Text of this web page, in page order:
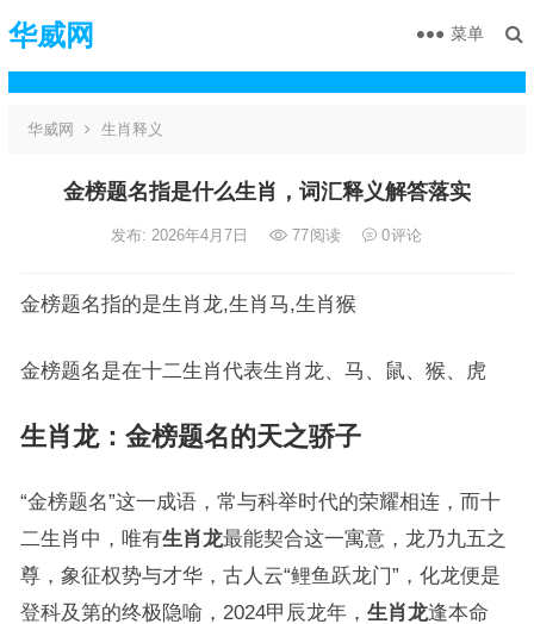
华威网 菜单
华威网 生肖释义
金榜题名指是什么生肖，词汇释义解答落实
发布: 2026年4月7日 77阅读 0评论
金榜题名指的是生肖龙,生肖马,生肖猴
金榜题名是在十二生肖代表生肖龙、马、鼠、猴、虎
生肖龙：金榜题名的天之骄子
“金榜题名”这一成语，常与科举时代的荣耀相连，而十
二生肖中，唯有生肖龙最能契合这一寓意，龙乃九五之
尊，象征权势与才华，古人云“鲤鱼跃龙门”，化龙便是
登科及第的终极隐喻，2024甲辰龙年， 生肖龙逢本命